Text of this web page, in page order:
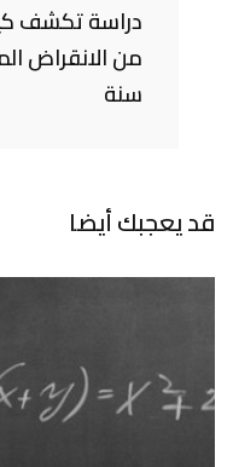
دراسة تكشف
سنة
قد يعجبك أيضا